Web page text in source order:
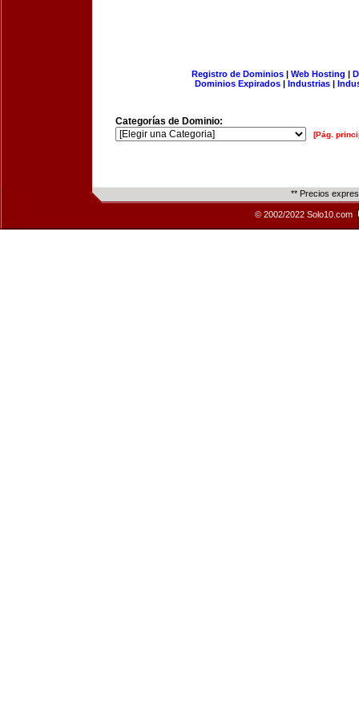
Registro de Dominios| Web Hosting |
Dominios Expirados | Industrias |
Categorías de Dominio:
[Pág.
** Precios
© 2002/2022 Solo10.com